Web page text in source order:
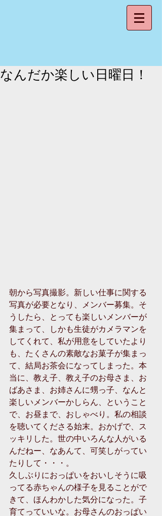
なんだか楽しい日曜日！
朝から写真撮影。新しい仕事に関する
写真が必要となり、メンバー募集。そ
うしたら、とっても楽しいメンバーが
集まって、しかも生徒がカメラマンを
してくれて、私が用意をしていたより
も、たくさんの素敵なお菓子が集まっ
て、結局お茶会になってしまった。本
当に、教え子、教え子のお母さま、お
ばあさま、お姉さんに甥っ子、なんと
楽しいメンバーかしらん、ということ
で、お昼まで、おしゃべり。私の相談
を聴いてくださる始末。おかげで、ス
ッキリした。世の中いろんな人がいる
んだねー、なあんて、可笑しがってい
たりして・・・。
久しぶりにおっぱいをおいしそうに吸
ってる赤ちゃんの様子を見ることがで
きて、ほんわかした気分になった。子
育てっていいな。お母さんのおっぱい